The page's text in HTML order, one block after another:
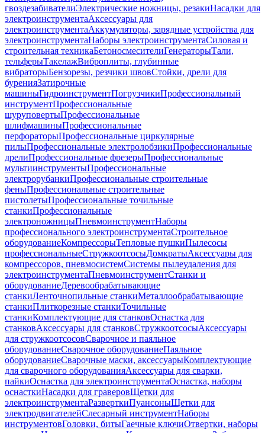
гвоздезабивателиЭлектрические ножницы, резакиНасадки для
электроинструментаАксессуары для
электроинструментаАккумуляторы, зарядные устройства для
электроинструментаНаборы электроинструментаСиловая и
строительная техникаБетоносмесителиГенераторыТали,
тельферыТакелажВиброплиты, глубинные
вибраторыБензорезы, резчики швовСтойки, дрели для
буренияЗатирочные
машиныГидроинструментПогрузчикиПрофессиональный
инструментПрофессиональные
шуруповертыПрофессиональные
шлифмашиныПрофессиональные
перфораторыПрофессиональные циркулярные
пилыПрофессиональные электролобзикиПрофессиональные
дрелиПрофессиональные фрезерыПрофессиональные
мультиинструментыПрофессиональные
электрорубанкиПрофессиональные строительные
феныПрофессиональные строительные
пистолетыПрофессиональные точильные
станкиПрофессиональные
электроножницыПневмоинструментНаборы
профессионального электроинструментаСтроительное
оборудованиеКомпрессорыТепловые пушкиПылесосы
профессиональныеСтружкоотсосыДомкратыАксессуары для
компрессоров, пневмосистемСистемы пылеудаления для
электроинструментаПневмоинструментСтанки и
оборудованиеДеревообрабатывающие
станкиЛенточнопильные станкиМеталлообрабатывающие
станкиПлиткорезные станкиТочильные
станкиКомплектующие для станковОснастка для
станковАксессуары для станковСтружкоотсосыАксессуары
для стружкоотсосовСварочное и паяльное
оборудованиеСварочное оборудованиеПаяльное
оборудованиеСварочные маски, аксессуарыКомплектующие
для сварочного оборудованияАксессуары для сварки,
пайкиОснастка для электроинструментаОснастка, наборы
оснасткиНасадки для граверовЩетки для
электроинструментаРазверткиПуансоныЩетки для
электродвигателейСлесарный инструментНаборы
инструментовГоловки, битыГаечные ключиОтвертки, наборы